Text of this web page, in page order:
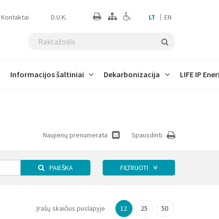
Kontaktai D.U.K. LT EN
Informacijos šaltiniai Dekarbonizacija LIFE IP
kaitos technologijos
Naujienų prenumerata Spausdinti
PAIEŠKA FILTRUOTI
Įrašų skaičius puslapyje 12 25 50